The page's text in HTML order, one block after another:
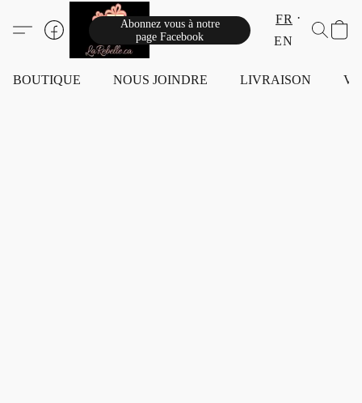
Abonnez vous à notre
page Facebook
FR
EN
BOUTIQUE NOUS JOINDRE LIVRAISON